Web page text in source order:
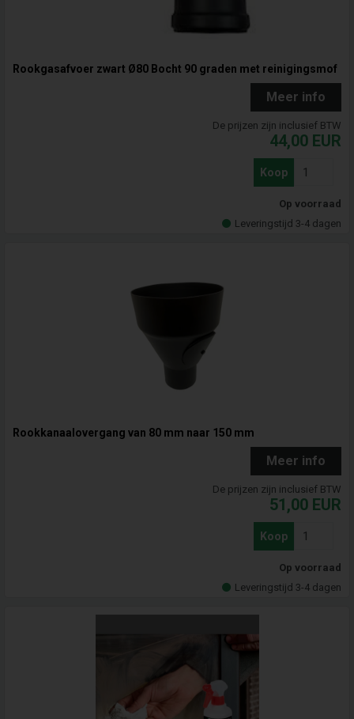
Rookgasafvoer zwart Ø80 Bocht 90 graden met reinigingsmof
Meer info
De prijzen zijn inclusief BTW
44,00 EUR
Koop
Op voorraad
Leveringstijd 3-4 dagen
Rookkanaalovergang van 80 mm naar 150 mm
Meer info
De prijzen zijn inclusief BTW
51,00 EUR
Koop
Op voorraad
Leveringstijd 3-4 dagen